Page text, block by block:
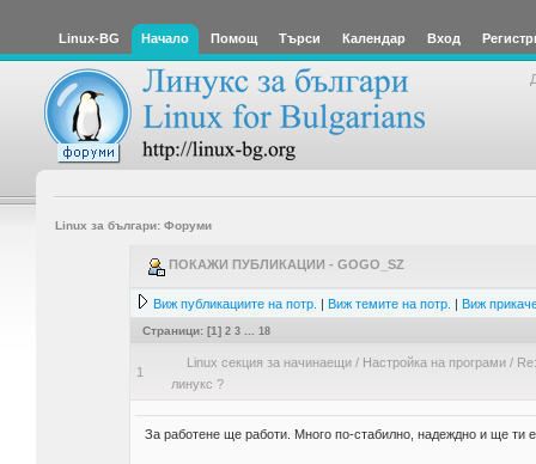
Linux-BG Начало Помощ Търси Календар Вход
Linux за българи: Форуми
ПОКАЖИ ПУБЛИКАЦИИ - GOGO_SZ
Виж публикациите на потр. | Виж темите на потр. | Виж
Страници: [1] 2 3 18
1
Linux секция за начинаещи/ Настройка на програми/
линукс ?
За работене ще работи. Много по-стабилно, надеждно и ще ти